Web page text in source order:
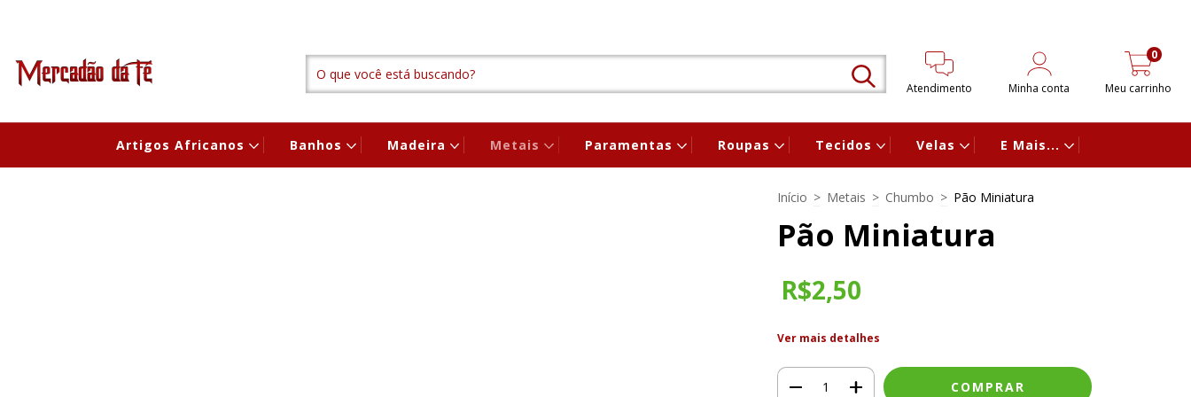
Atendimento Minha conta Meu carrinho
0
Artigos Africanos Banhos Madeira Metais Paramentas Roupas Tecidos Velas E Mais...
Início > Metais > Chumbo > Pão Miniatura
Pão Miniatura
R$2,50
Ver mais detalhes